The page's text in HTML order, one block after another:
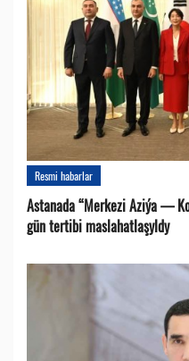
Resmi habarlar
Astanada “Merkezi Aziýa —
gün tertibi maslahatlaşyldy